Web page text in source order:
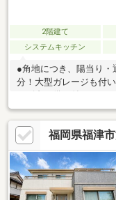
2階建て
システムキッチン
●角地につき、陽当り
分！大型ガレージも付
く必要がありません！
き、バイク好きの方お
備！【充実のリフォー
レ交換、フローリング
ーニング済み
福岡県福津